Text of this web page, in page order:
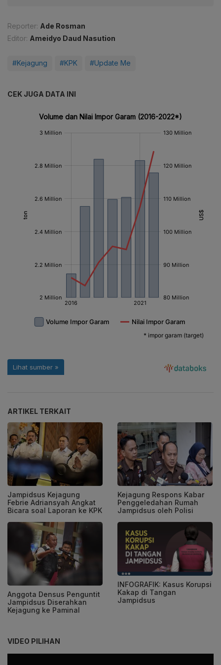
Reporter: Ade Rosman
Editor: Ameidyo Daud Nasution
#Kejagung #KPK #Update Me
CEK JUGA DATA INI
ARTIKEL TERKAIT
Jampidsus Kejagung
Febrie Adriansyah Angkat
Bicara soal Laporan ke KPK
Kejagung Respons Kabar
Penggeledahan Rumah
Jampidsus oleh Polisi
Anggota Densus Penguntit
Jampidsus Diserahkan
Kejagung ke Paminal
INFOGRAFIK: Kasus Korupsi
Kakap di Tangan
Jampidsus
VIDEO PILIHAN